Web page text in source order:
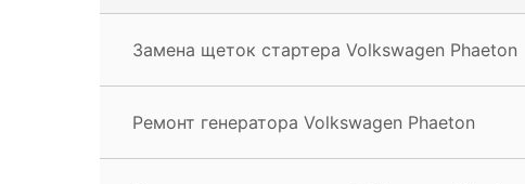
Замена щеток стартера Volkswagen Phaeton
Ремонт генератора Volkswagen Phaeton